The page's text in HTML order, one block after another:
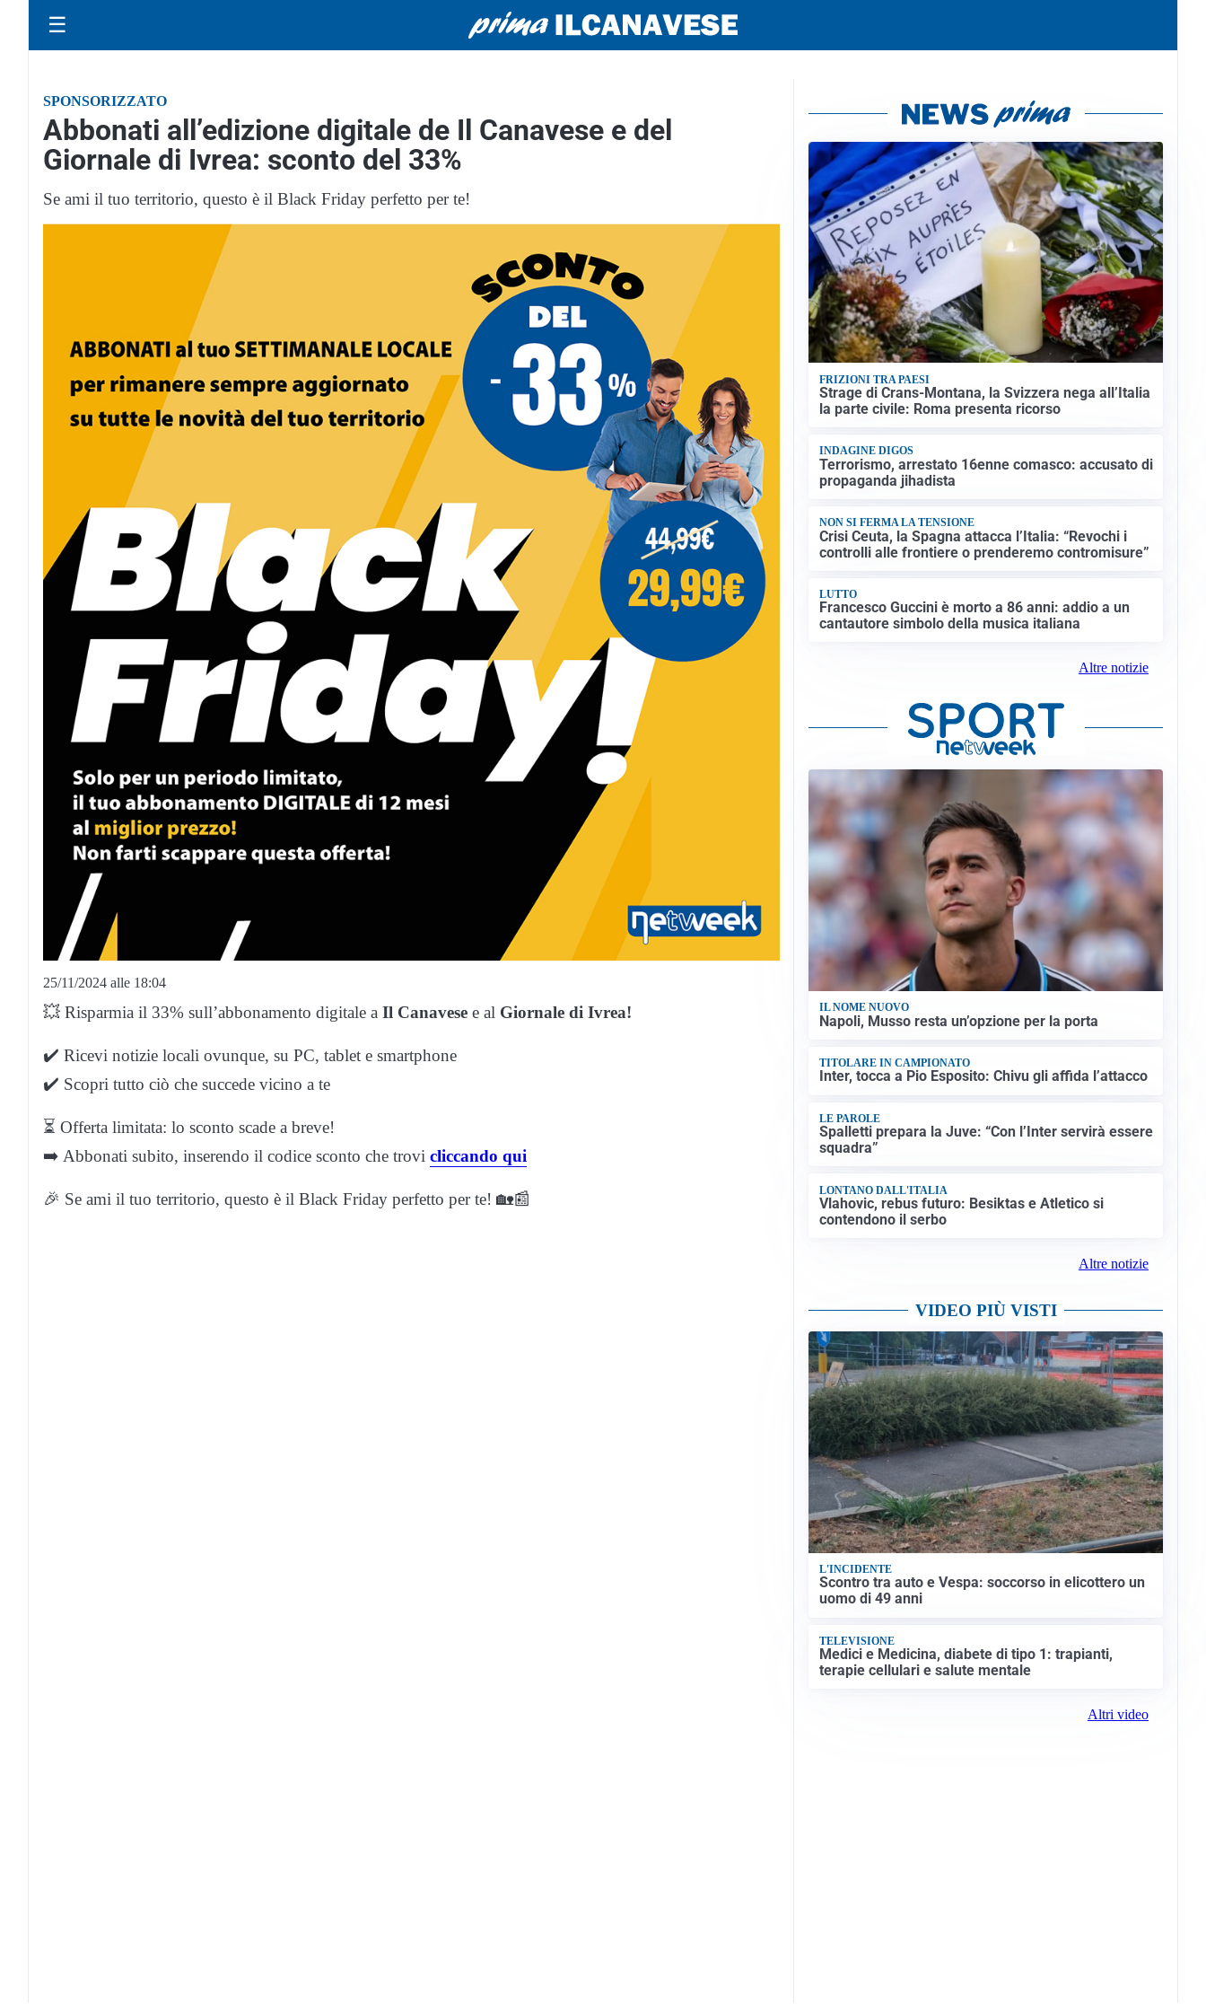
☰
SPONSORIZZATO
Abbonati all’edizione digitale de Il Canavese e del
Giornale di Ivrea: sconto del 33%
Se ami il tuo territorio, questo è il Black Friday perfetto per te!
25/11/2024 alle 18:04
💥 Risparmia il 33% sull’abbonamento digitale a Il Canavese e al Giornale di Ivrea!
✔️ Ricevi notizie locali ovunque, su PC, tablet e smartphone
✔️ Scopri tutto ciò che succede vicino a te
⏳ Offerta limitata: lo sconto scade a breve!
➡️ Abbonati subito, inserendo il codice sconto che trovi cliccando qui
🎉 Se ami il tuo territorio, questo è il Black Friday perfetto per te! 🏡📰
FRIZIONI TRA PAESI
Strage di Crans-Montana, la Svizzera nega all’Italia
la parte civile: Roma presenta ricorso
INDAGINE DIGOS
Terrorismo, arrestato 16enne comasco: accusato di
propaganda jihadista
NON SI FERMA LA TENSIONE
Crisi Ceuta, la Spagna attacca l’Italia: “Revochi i
controlli alle frontiere o prenderemo contromisure”
LUTTO
Francesco Guccini è morto a 86 anni: addio a un
cantautore simbolo della musica italiana
Altre notizie
IL NOME NUOVO
Napoli, Musso resta un’opzione per la porta
TITOLARE IN CAMPIONATO
Inter, tocca a Pio Esposito: Chivu gli affida l’attacco
LE PAROLE
Spalletti prepara la Juve: “Con l’Inter servirà essere
squadra”
LONTANO DALL'ITALIA
Vlahovic, rebus futuro: Besiktas e Atletico si
contendono il serbo
Altre notizie
VIDEO PIÙ VISTI
L'INCIDENTE
Scontro tra auto e Vespa: soccorso in elicottero un
uomo di 49 anni
TELEVISIONE
Medici e Medicina, diabete di tipo 1: trapianti,
terapie cellulari e salute mentale
Altri video